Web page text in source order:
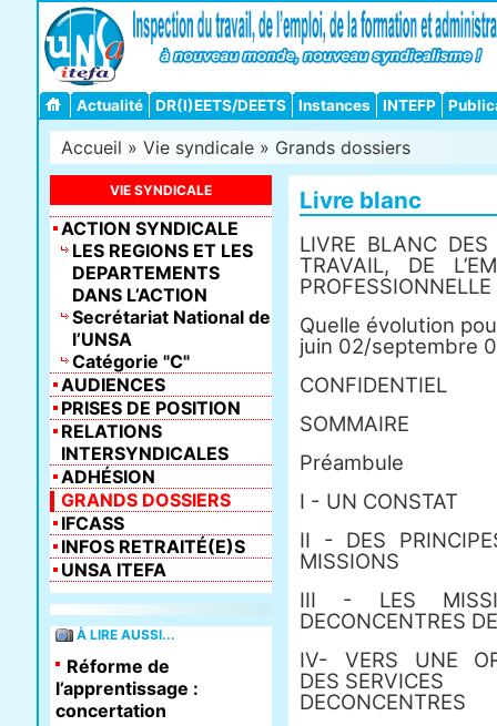
Actualité DR(I)EETS/DEETS Instances INTEFP
Accueil » Vie syndicale » Grands dossiers
Livre blanc
LIVRE BLANC DES
TRAVAIL, DE
PROFESSIONNELLE
Quelle évolution
juin 02/septembre
CONFIDENTIEL
SOMMAIRE
Préambule
I - UN CONSTAT
II - DES
MISSIONS
III - LES
DECONCENTRES DE
IV- VERS UNE
DES SERVICES
DECONCENTRES
VIE SYNDICALE
ACTION SYNDICALE
LES REGIONS ET LES
DEPARTEMENTS
DANS L’ACTION
Secrétariat National de
l’UNSA
Catégorie "C"
AUDIENCES
PRISES DE POSITION
RELATIONS
INTERSYNDICALES
ADHÉSION
GRANDS DOSSIERS
IFCASS
INFOS RETRAITÉ(E)S
UNSA ITEFA
À LIRE AUSSI...
Réforme de
l’apprentissage :
concertation